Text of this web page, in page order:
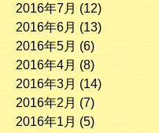
2016年7月 (12)
2016年6月 (13)
2016年5月 (6)
2016年4月 (8)
2016年3月 (14)
2016年2月 (7)
2016年1月 (5)